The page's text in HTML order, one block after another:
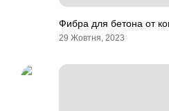
Фибра для бетона от
29 Жовтня, 2023